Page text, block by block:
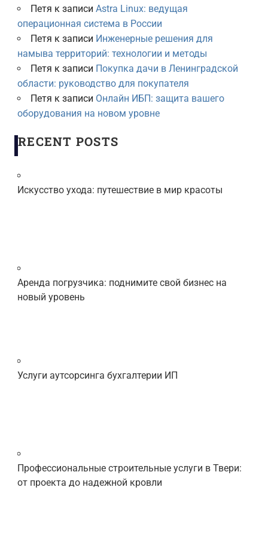
Петя к записи Astra Linux: ведущая
операционная система в России
Петя к записи Инженерные решения для
намыва территорий: технологии и методы
Петя к записи Покупка дачи в Ленинградской
области: руководство для покупателя
Петя к записи Онлайн ИБП: защита вашего
оборудования на новом уровне
RECENT POSTS
Искусство ухода: путешествие в мир красоты
Аренда погрузчика: поднимите свой бизнес на
новый уровень
Услуги аутсорсинга бухгалтерии ИП
Профессиональные строительные услуги в Твери:
от проекта до надежной кровли